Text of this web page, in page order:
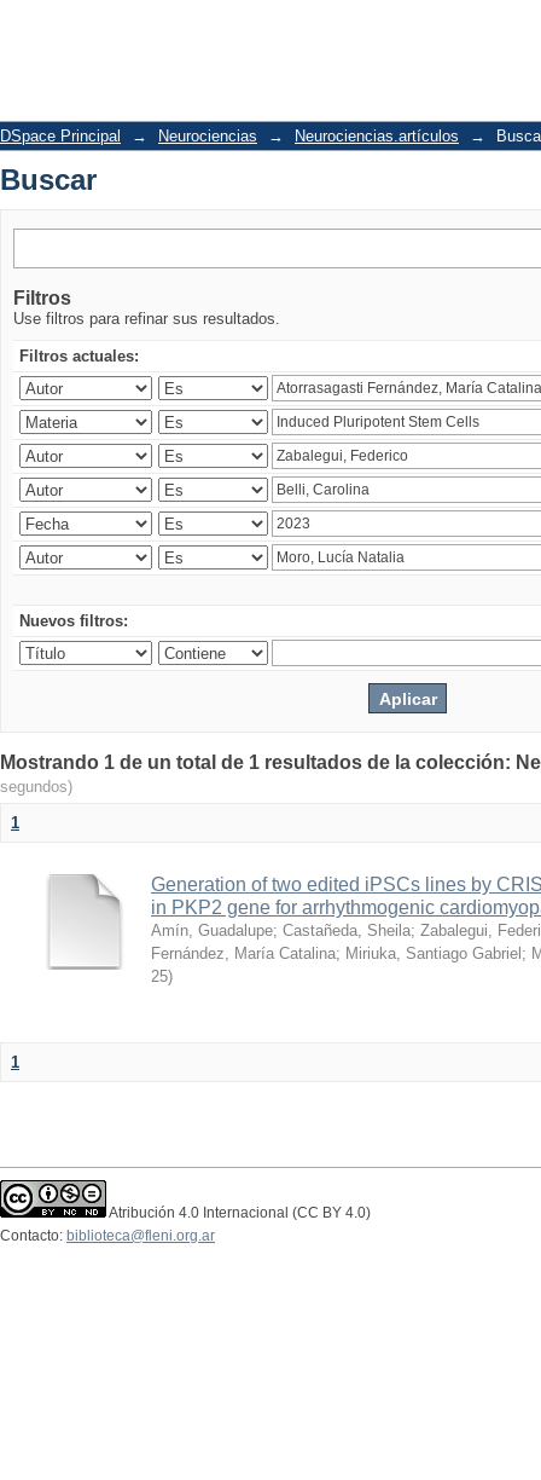
DSpace Principal → Neurociencias → Neurociencias.artículos →
Buscar
Filtros
Use filtros para refinar sus resultados.
Filtros actuales:
Nuevos filtros:
Mostrando 1 de un total de 1 resultados de la colección:
segundos)
1
Generation of two edited iPSCs lines by
in PKP2 gene for arrhythmogenic
Amín, Guadalupe; Castañeda, Sheila; Zabalegui,
Fernández, María Catalina; Miriuka, Santiago Gabriel ;
25)
1
Atribución 4.0 Internacional (CC BY 4.0)
Contacto: biblioteca@fleni.org.ar